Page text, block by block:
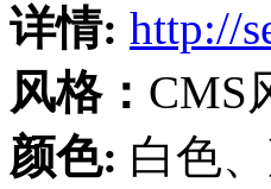
详情: http://
风格： CMS
颜色: 白色